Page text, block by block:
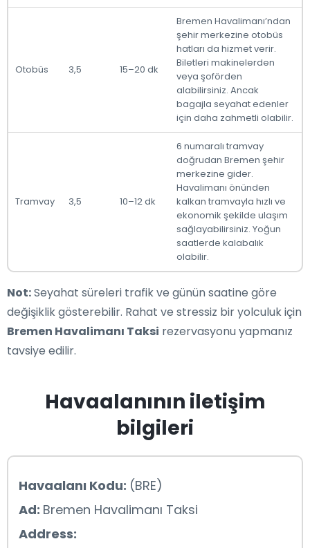
Otobüs 3,5 15–20 dk
Bremen Havalimanı’ndan
şehir merkezine otobüs
hatları da hizmet verir.
Biletleri makinelerden
veya şoförden
alabilirsiniz. Ancak
bagajla seyahat edenler
için daha zahmetli olabilir.
Tramvay 3,5 10–12 dk
6 numaralı tramvay
doğrudan Bremen şehir
merkezine gider.
Havalimanı önünden
kalkan tramvayla hızlı ve
ekonomik şekilde ulaşım
sağlayabilirsiniz. Yoğun
saatlerde kalabalık
olabilir.
Not:Seyahat süreleri trafik ve günün saatine göre
değişiklik gösterebilir. Rahat ve stressiz bir yolculuk için
Bremen Havalimanı Taksi rezervasyonu yapmanız
tavsiye edilir.
Havaalanının iletişim
bilgileri
Havaalanı Kodu: (BRE)
Ad: Bremen Havalimanı Taksi
Address: